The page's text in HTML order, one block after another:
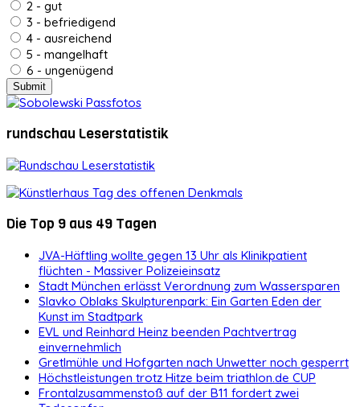
2 - gut
3 - befriedigend
4 - ausreichend
5 - mangelhaft
6 - ungenügend
rundschau Leserstatistik
Die Top 9 aus 49 Tagen
JVA-Häftling wollte gegen 13 Uhr als Klinikpatient
flüchten - Massiver Polizeieinsatz
Stadt München erlässt Verordnung zum Wassersparen
Slavko Oblaks Skulpturenpark: Ein Garten Eden der
Kunst im Stadtpark
EVL und Reinhard Heinz beenden Pachtvertrag
einvernehmlich
Gretlmühle und Hofgarten nach Unwetter noch gesperrt
Höchstleistungen trotz Hitze beim triathlon.de CUP
Frontalzusammenstoß auf der B11 fordert zwei